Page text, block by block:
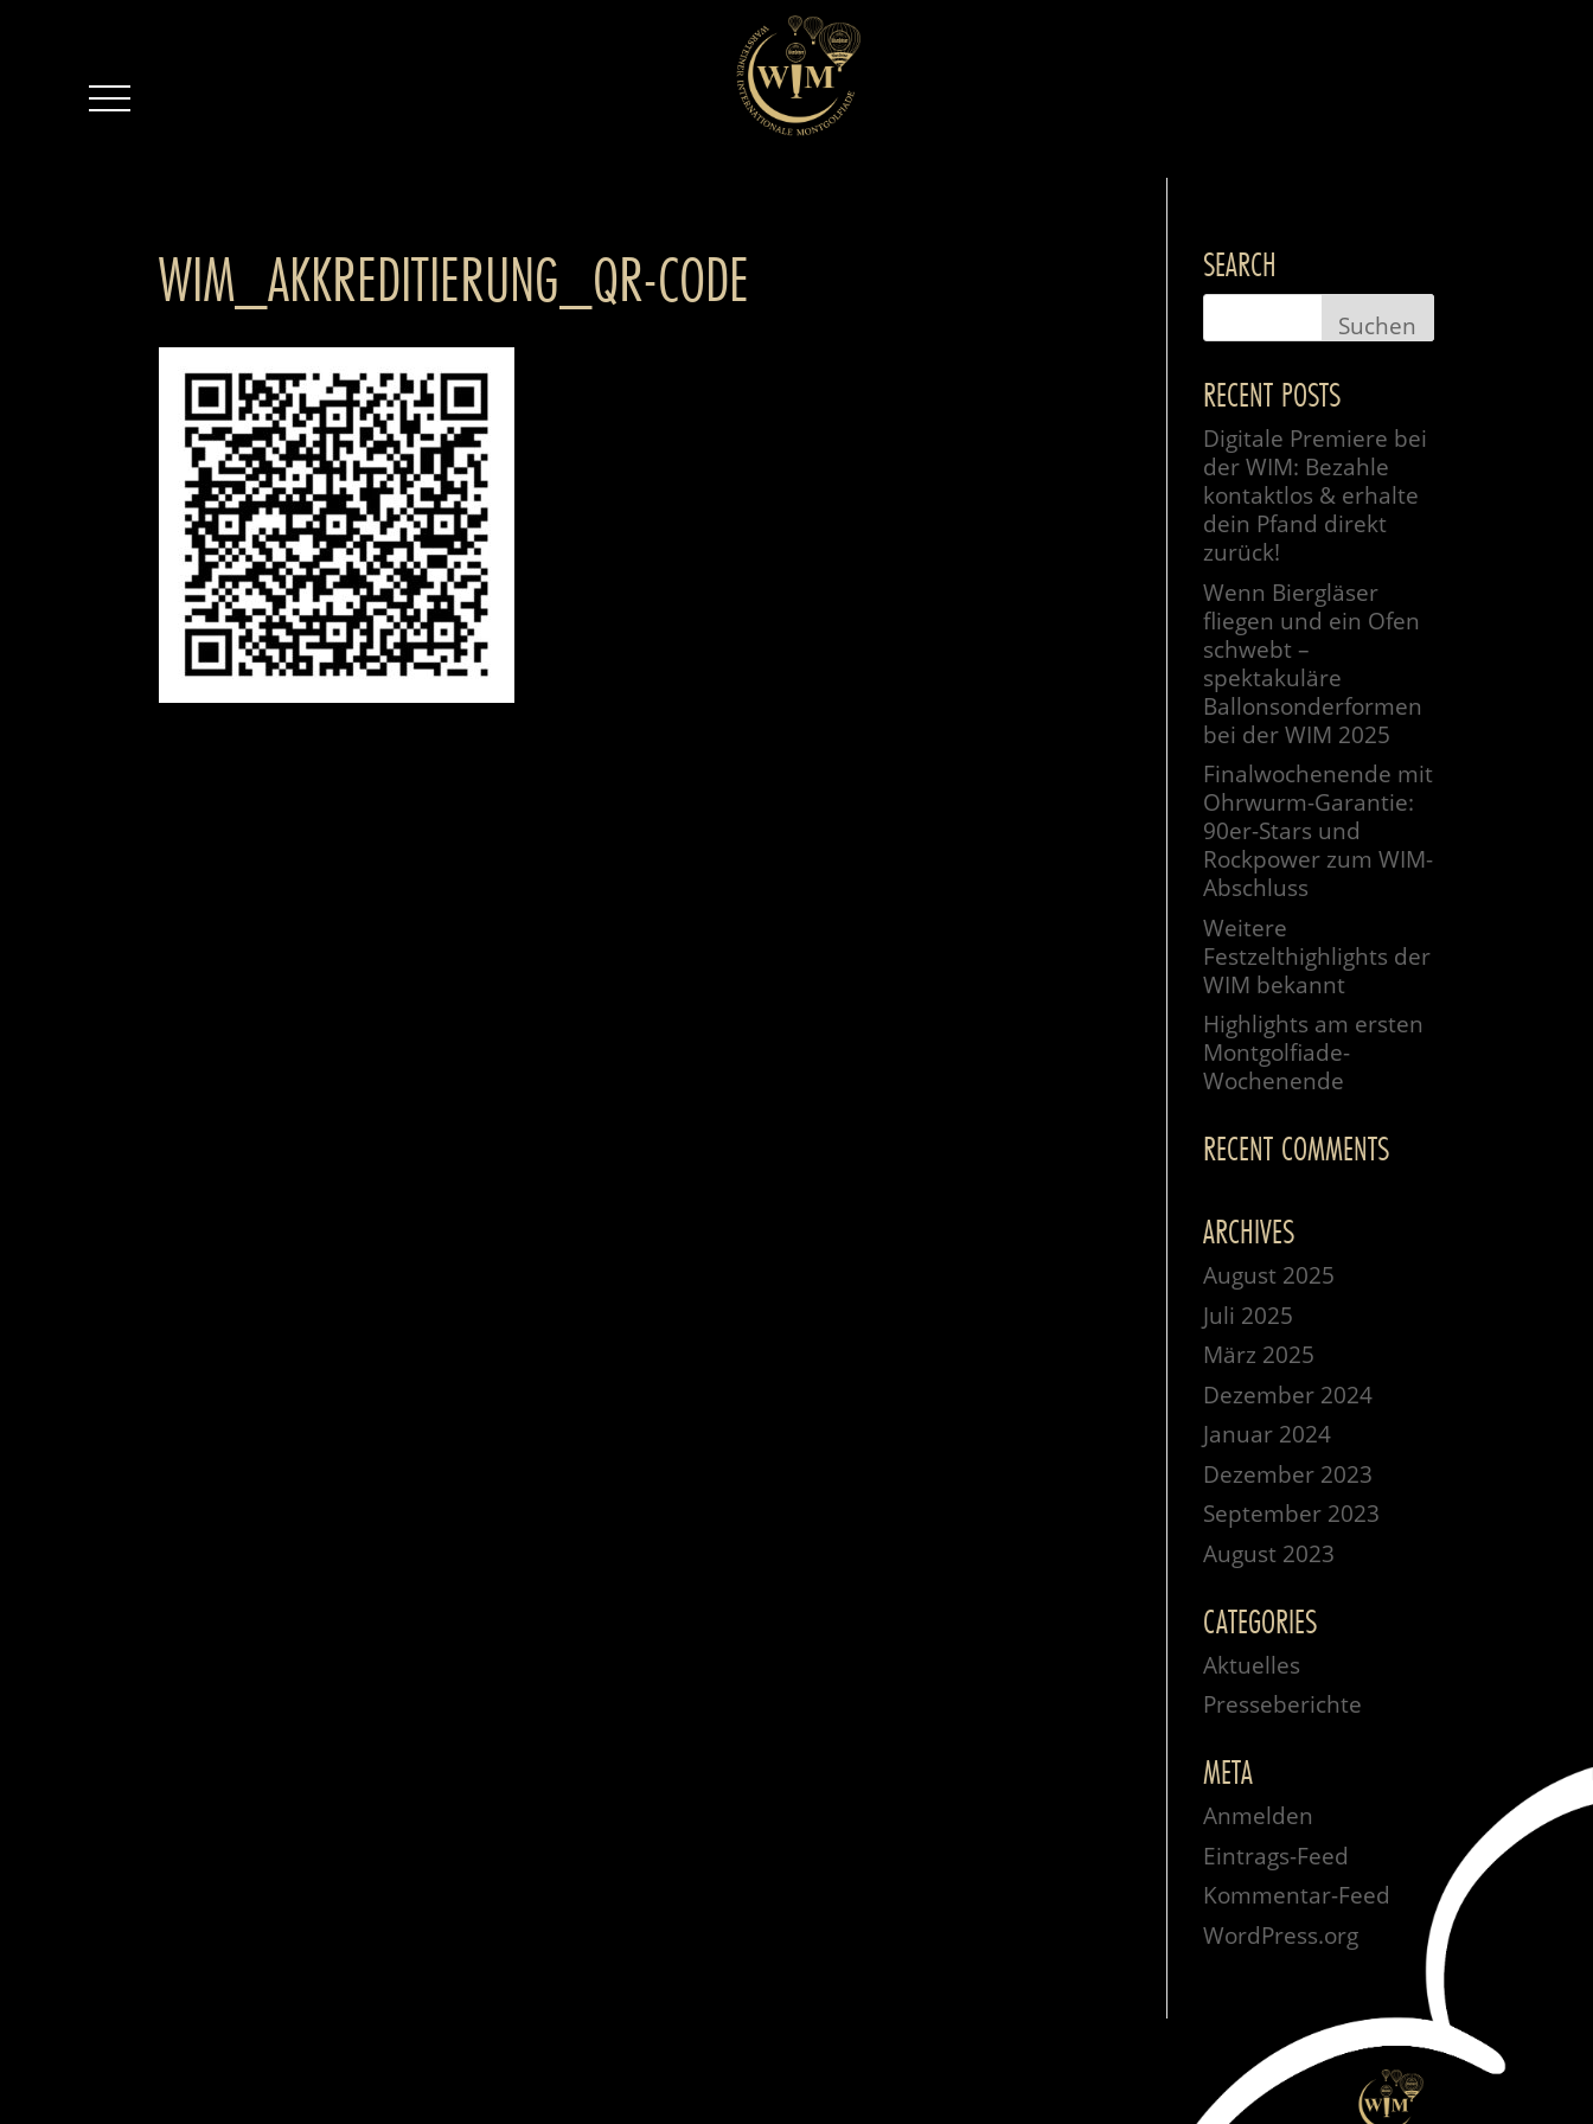
WIM_AKKREDITIERUNG_QR-CODE SEARCH
RECENT POSTS
Digitale Premiere bei
der WIM: Bezahle
kontaktlos & erhalte
dein Pfand direkt
zurück!
Wenn Biergläser
fliegen und ein Ofen
schwebt –
spektakuläre
Ballonsonderformen
bei der WIM 2025
Finalwochenende mit
Ohrwurm-Garantie:
90er-Stars und
Rockpower zum WIM-
Abschluss
Weitere
Festzelthighlights der
WIM bekannt
Highlights am ersten
Montgolfiade-
Wochenende
RECENT COMMENTS
ARCHIVES
August 2025
Juli 2025
März 2025
Dezember 2024
Januar 2024
Dezember 2023
September 2023
August 2023
CATEGORIES
Aktuelles
Presseberichte
META
Anmelden
Eintrags-Feed
Kommentar-Feed
WordPress.org